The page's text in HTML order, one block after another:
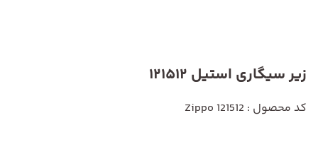
زیر سیگاری استیل 121512
کد محصول : Zippo 121512